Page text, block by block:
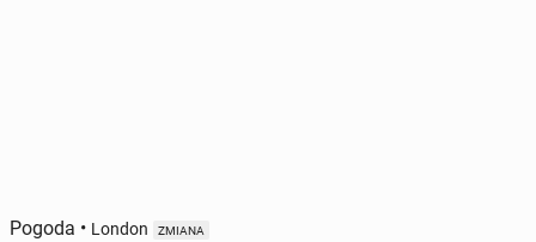
Pogoda • London ZMIANA